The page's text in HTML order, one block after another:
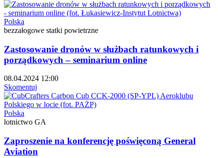
Polska
bezzałogowe statki powietrzne
Zastosowanie dronów w służbach ratunkowych i
porządkowych – seminarium online
08.04.2024 12:00
Skomentuj
Polska
lotnictwo GA
Zaproszenie na konferencję poświęconą General
Aviation